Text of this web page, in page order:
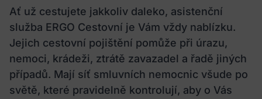
Ať už cestujete jakkoliv daleko, asistenční
služba ERGO Cestovní je Vám vždy nablízku.
Jejich cestovní pojištění pomůže při úrazu,
nemoci, krádeži, ztrátě zavazadel a řadě jiných
případů. Mají síť smluvních nemocnic všude po
světě, které pravidelně kontrolují, aby o Vás